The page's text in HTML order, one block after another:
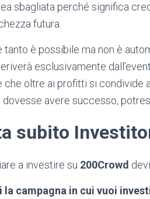
sbagliata perché significa
futura.
tanto è possibile ma non è
esclusivamente
che oltre ai profitti si condivide
dovesse avere successo,
subito
a investire su 200Crowd
la campagna in cui vuoi